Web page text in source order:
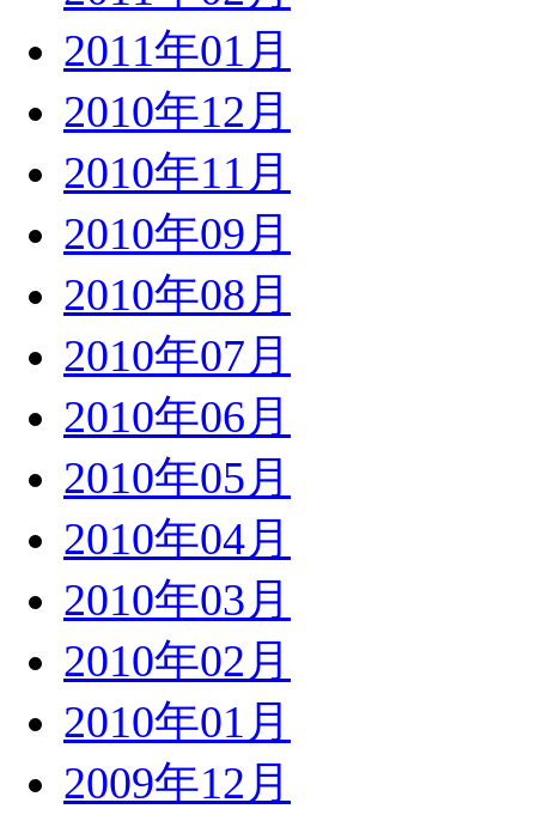
2011年01月
2010年12月
2010年11月
2010年09月
2010年08月
2010年07月
2010年06月
2010年05月
2010年04月
2010年03月
2010年02月
2010年01月
2009年12月